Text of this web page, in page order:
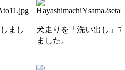
まし
犬走りを「洗い出し」
ました。